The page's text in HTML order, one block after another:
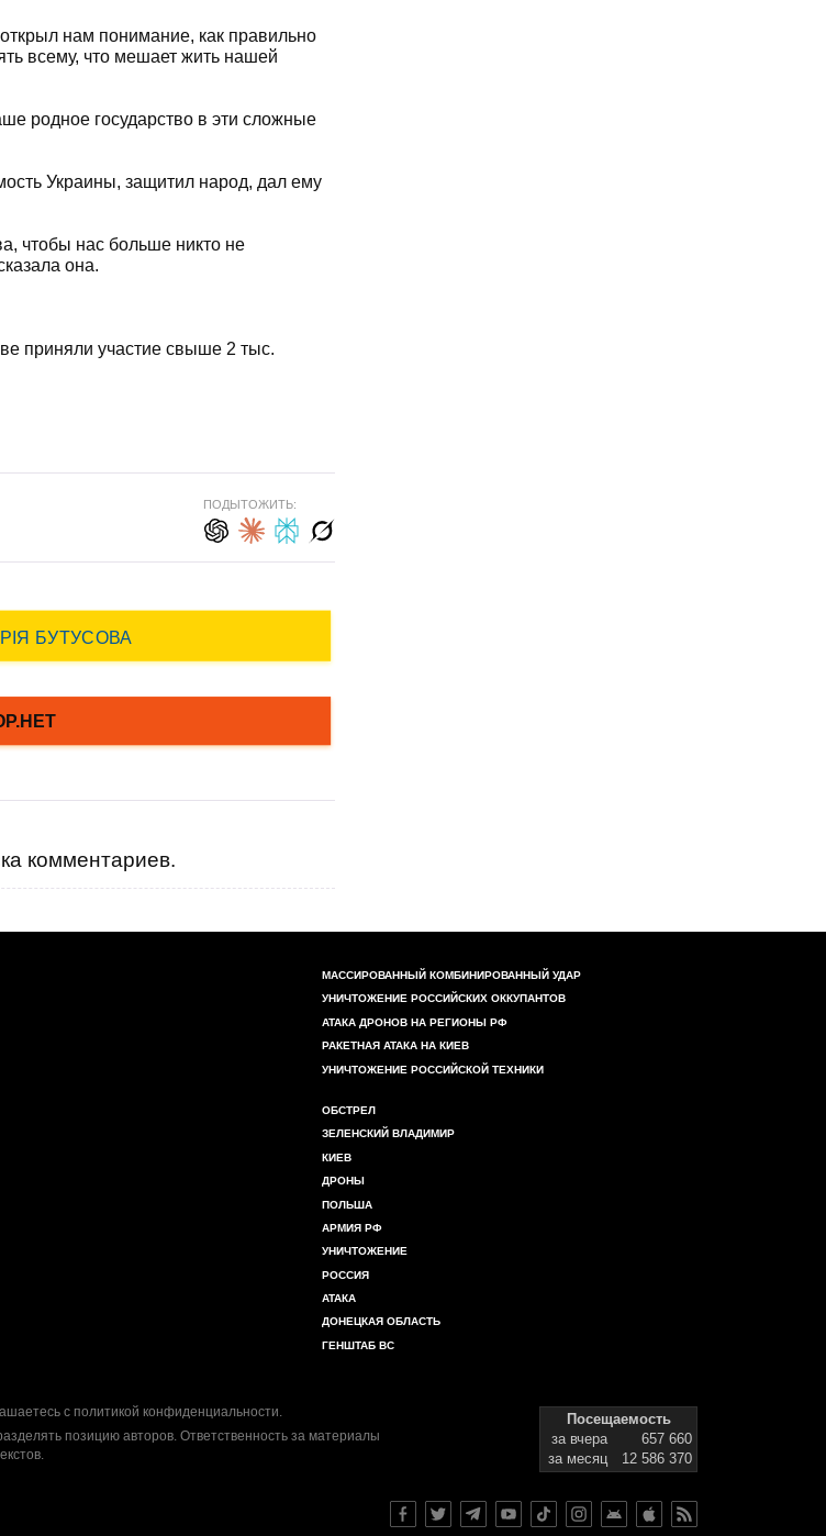
нам понимание, как правильно
всему, что мешает жить нашей
родное государство в эти сложные
Украины, защитил народ, дал ему
чтобы нас больше никто не
она.
приняли участие свыше 2 тыс.
ПОДЫТОЖИТЬ:
комментариев.
МАССИРОВАННЫЙ КОМБИНИРОВАННЫЙ УДАР
УНИЧТОЖЕНИЕ РОССИЙСКИХ ОККУПАНТОВ
АТАКА ДРОНОВ НА РЕГИОНЫ РФ
РАКЕТНАЯ АТАКА НА КИЕВ
УНИЧТОЖЕНИЕ РОССИЙСКОЙ ТЕХНИКИ
ОБСТРЕЛ
ЗЕЛЕНСКИЙ ВЛАДИМИР
КИЕВ
ДРОНЫ
ПОЛЬША
АРМИЯ РФ
УНИЧТОЖЕНИЕ
РОССИЯ
АТАКА
ДОНЕЦКАЯ ОБЛАСТЬ
ГЕНШТАБ ВС
с политикой конфиденциальности.
позицию авторов. Ответственность за материалы
Посещаемость
за вчера
657 660
за месяц
12 586 370